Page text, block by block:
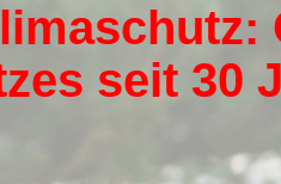
seit 30